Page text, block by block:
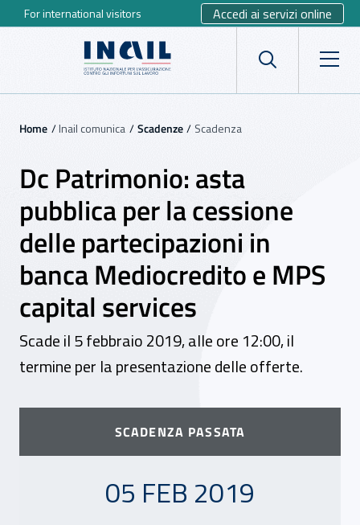
Vai al menu principale
Vai al contenuto principale
For international visitors Accedi ai servizi online
INAIL - Istituto Nazionale
Apri cerca
Navigazione - Ti trovi in:
Home Inail comunica Scadenze Scadenza
Dc Patrimonio: asta
pubblica per la cessione
delle partecipazioni in
banca Mediocredito e MPS
capital services
Scade il 5 febbraio 2019, alle ore 12:00, il
termine per la presentazione delle offerte.
SCADENZA PASSATA
05 FEBBRAIO 2019
05 FEB 2019